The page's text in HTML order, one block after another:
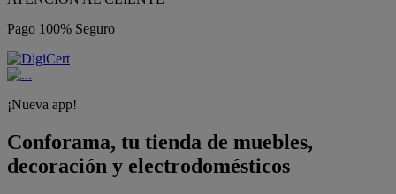
Pago 100% Seguro
¡Nueva app!
Conforama, tu tienda de muebles,
decoración y electrodomésticos